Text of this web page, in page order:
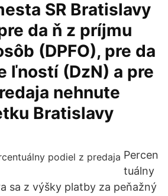
SR Bratislavy
da ň z príjmu
(DPFO), pre da
ľností (DzN) a pre
nehnute
Bratislavy
Percen
tuálny
sa z výšky platby za peňažný